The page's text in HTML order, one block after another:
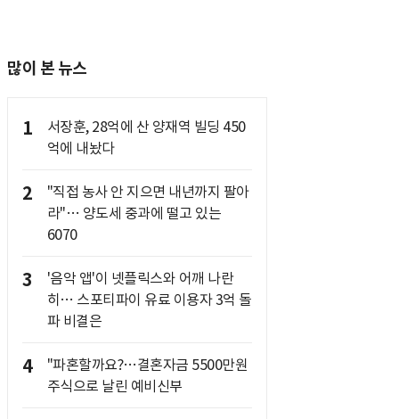
많이 본 뉴스
1
서장훈, 28억에 산 양재역 빌딩 450
억에 내놨다
2
"직접 농사 안 지으면 내년까지 팔아
라"… 양도세 중과에 떨고 있는
6070
3
'음악 앱'이 넷플릭스와 어깨 나란
히… 스포티파이 유료 이용자 3억 돌
파 비결은
4
"파혼할까요?…결혼자금 5500만원
주식으로 날린 예비신부